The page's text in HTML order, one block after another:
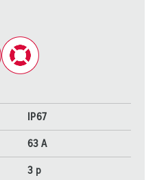
IP67
63 A
3 p